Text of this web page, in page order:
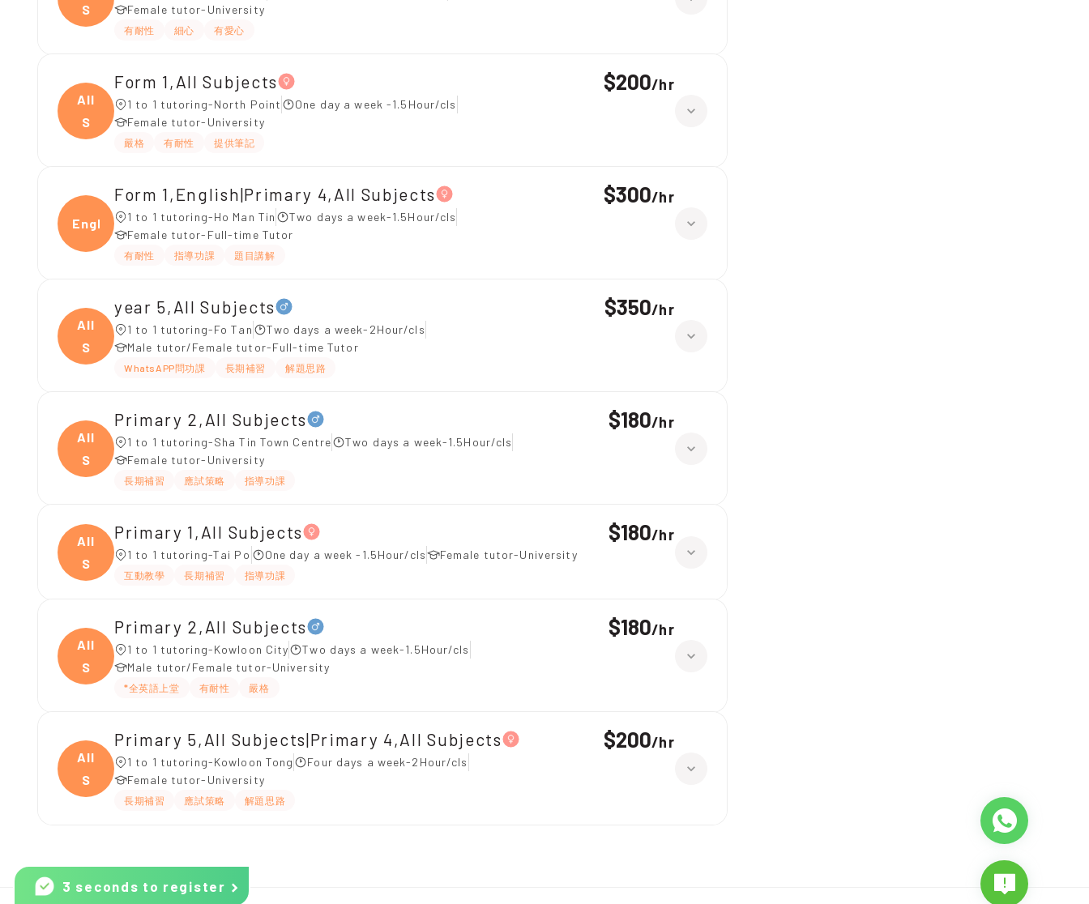
S
Female tutor-University
有耐性 細心 有愛心
All
S
Form 1,All Subjects
1 to 1 tutoring-North Point
One day a week -1.5Hour/cls
Female tutor-University
嚴格 有耐性 提供筆記
$200/hr
Engli
Form 1,English|Primary 4,All Subjects
1 to 1 tutoring-Ho Man Tin
Two days a week-1.5Hour/cls
Female tutor-Full-time Tutor
有耐性 指導功課 題目講解
$300/hr
All
S
year 5,All Subjects
1 to 1 tutoring-Fo Tan
Two days a week-2Hour/cls
Male tutor/Female tutor-Full-time Tutor
WhatsAPP問功課 長期補習 解題思路
$350/hr
All
S
Primary 2,All Subjects
1 to 1 tutoring-Sha Tin Town Centre
Two days a week-1.5Hour/cls
Female tutor-University
長期補習 應試策略 指導功課
$180/hr
All
S
Primary 1,All Subjects
1 to 1 tutoring-Tai Po One day a week -1.5Hour/cls Female tutor-University
互動教學 長期補習 指導功課
$180/hr
All
S
Primary 2,All Subjects
1 to 1 tutoring-Kowloon City
Two days a week-1.5Hour/cls
Male tutor/Female tutor-University
*全英語上堂 有耐性 嚴格
$180/hr
All
S
Primary 5,All Subjects|Primary 4,All Subjects
1 to 1 tutoring-Kowloon Tong
Four days a week-2Hour/cls
Female tutor-University
長期補習 應試策略 解題思路
$200/hr
3 seconds to register